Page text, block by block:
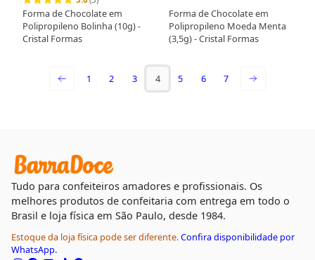
Forma de Chocolate em
Polipropileno Bolinha (10g) -
Cristal Formas
Forma de Chocolate em
Polipropileno Moeda Menta
(3,5g) - Cristal Formas
1 2 3 4 5 6 7
Tudo para confeiteiros amadores e profissionais. Os
melhores produtos de confeitaria com entrega em todo o
Brasil e loja física em São Paulo, desde 1984.
Estoque da loja física pode ser diferente.Confira disponibilidade por
WhatsApp.